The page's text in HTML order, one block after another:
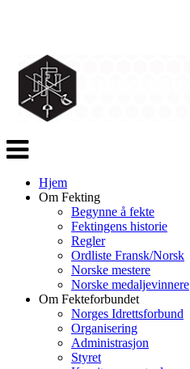
Veksle
navigasjon
Hjem
Om Fekting
Begynne å fekte
Fektingens historie
Regler
Ordliste Fransk/Norsk
Norske mestere
Norske medaljevinnere
Om Fekteforbundet
Norges Idrettsforbund
Organisering
Administrasjon
Styret